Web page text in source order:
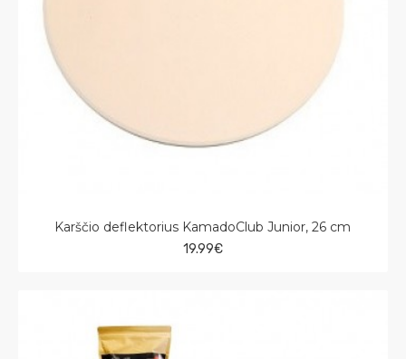
Karščio deflektorius KamadoClub Junior, 26 cm
19.99€